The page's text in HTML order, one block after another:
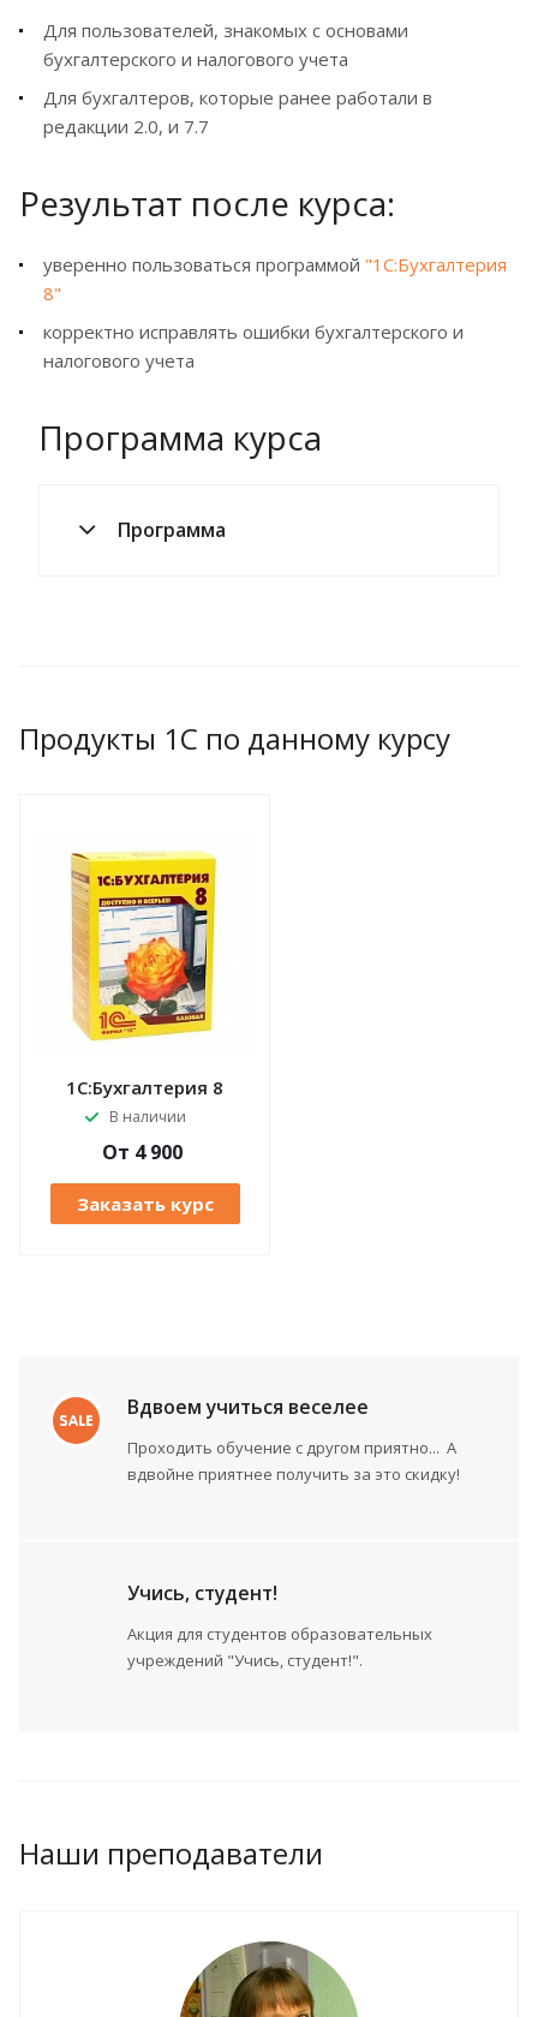
Для пользователей, знакомых с основами
бухгалтерского и налогового учета
Для бухгалтеров, которые ранее работали в
редакции 2.0, и 7.7
Результат после курса:
уверенно пользоваться программой "1С:Бухгалтерия
8"
корректно исправлять ошибки бухгалтерского и
налогового учета
Программа курса
Программа
Продукты 1С по данному курсу
1С:Бухгалтерия 8
В наличии
От 4 900
Заказать курс
Вдвоем учиться веселее
Проходить обучение с другом приятно... А
вдвойне приятнее получить за это скидку!
Учись, студент!
Акция для студентов образовательных
учреждений "Учись, студент!".
Наши преподаватели